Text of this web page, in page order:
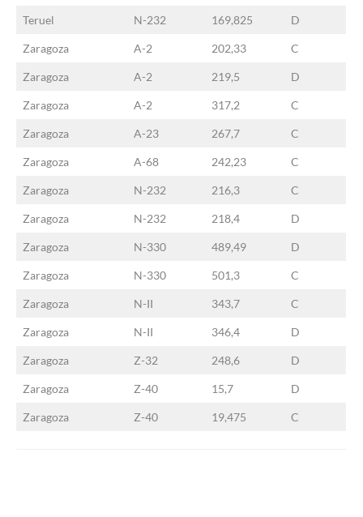
Teruel N-232 169,825 D
Zaragoza A-2 202,33 C
Zaragoza A-2 219,5 D
Zaragoza A-2 317,2 C
Zaragoza A-23 267,7 C
Zaragoza A-68 242,23 C
Zaragoza N-232 216,3 C
Zaragoza N-232 218,4 D
Zaragoza N-330 489,49 D
Zaragoza N-330 501,3 C
Zaragoza N-II 343,7 C
Zaragoza N-II 346,4 D
Zaragoza Z-32 248,6 D
Zaragoza Z-40 15,7 D
Zaragoza Z-40 19,475 C